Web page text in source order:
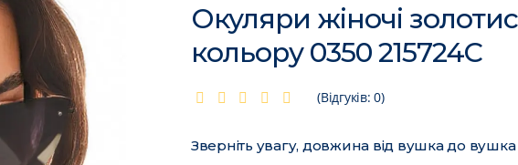
Окуляри жіночі
кольору 0350 215724C
(Відгуків: 0)
Зверніть увагу, довжина від вушка до вушка